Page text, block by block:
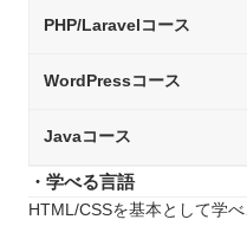
PHP/Laravelコース
WordPressコース
Javaコース
・学べる言語
HTML/CSSを基本として学